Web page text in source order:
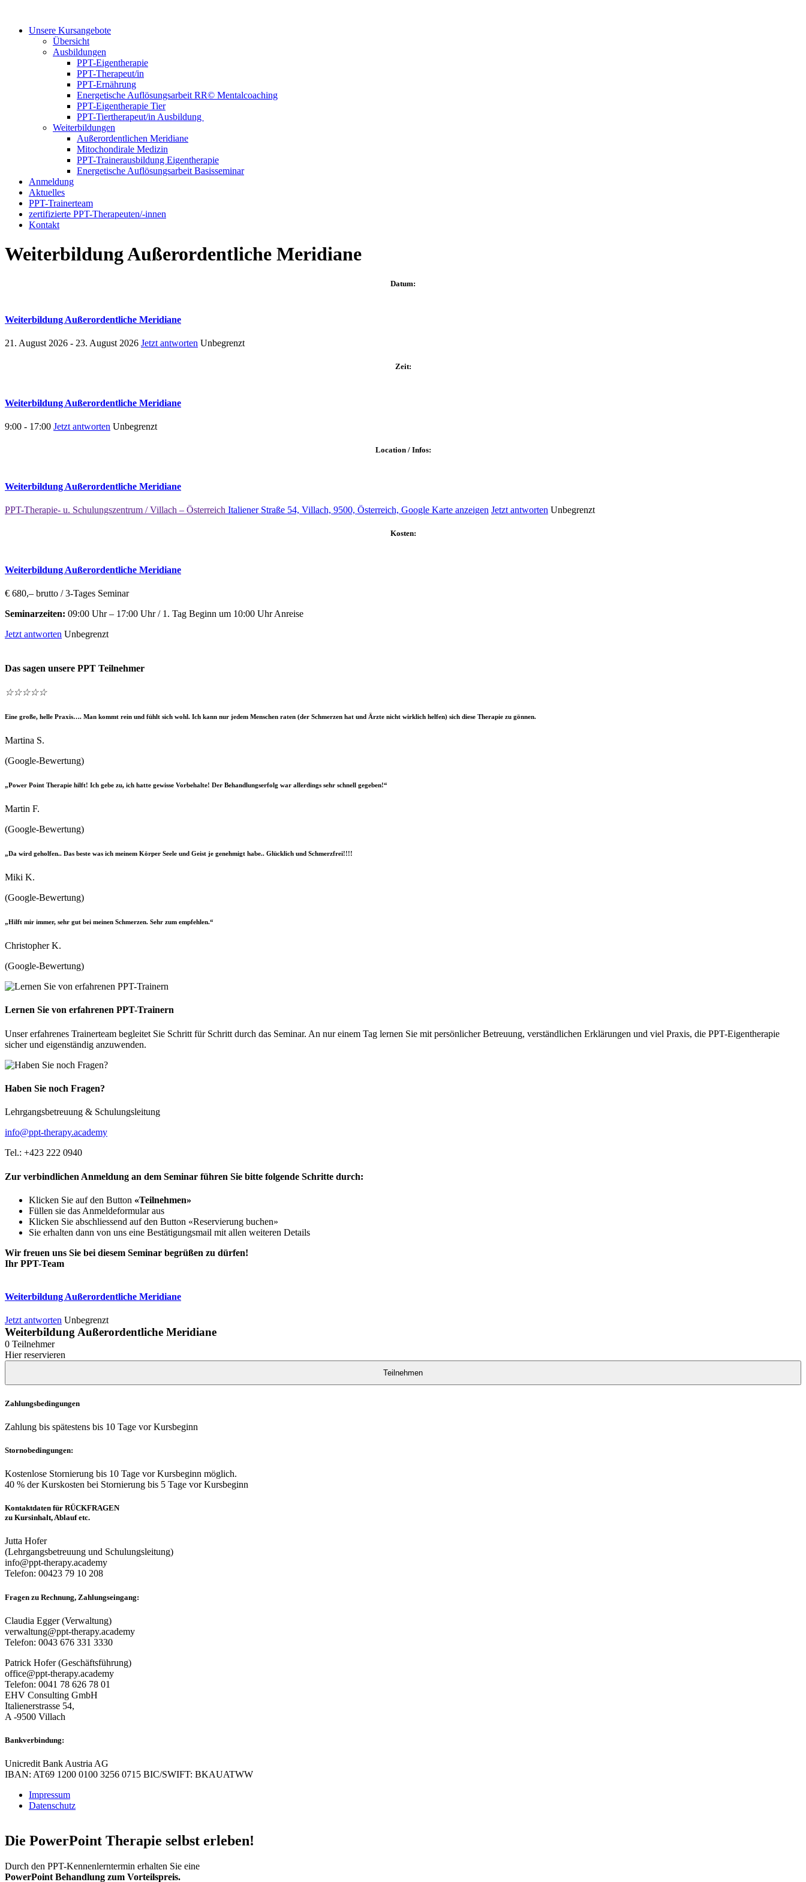
Unsere Kursangebote
Übersicht
Ausbildungen
PPT-Eigentherapie
PPT-Therapeut/in
PPT-Ernährung
Energetische Auflösungsarbeit RR© Mentalcoaching
PPT-Eigentherapie Tier
PPT-Tiertherapeut/in Ausbildung
Weiterbildungen
Außerordentlichen Meridiane
Mitochondirale Medizin
PPT-Trainerausbildung Eigentherapie
Energetische Auflösungsarbeit Basisseminar
Anmeldung
Aktuelles
PPT-Trainerteam
zertifizierte PPT-Therapeuten/-innen
Kontakt
Weiterbildung Außerordentliche Meridiane
Datum:
Weiterbildung Außerordentliche Meridiane
21. August 2026 - 23. August 2026 Jetzt antworten Unbegrenzt
Zeit:
Weiterbildung Außerordentliche Meridiane
9:00 - 17:00 Jetzt antworten Unbegrenzt
Location / Infos:
Weiterbildung Außerordentliche Meridiane
PPT-Therapie- u. Schulungszentrum / Villach – Österreich Italiener Straße 54, Villach, 9500, Österreich, Google Karte anzeigen Jetzt antworten Unbegrenzt
Kosten:
Weiterbildung Außerordentliche Meridiane
€ 680,– brutto / 3-Tages Seminar
Seminarzeiten: 09:00 Uhr – 17:00 Uhr / 1. Tag Beginn um 10:00 Uhr Anreise
Jetzt antworten Unbegrenzt
Das sagen unsere PPT Teilnehmer
☆☆☆☆☆
Eine große, helle Praxis…. Man kommt rein und fühlt sich wohl. Ich kann nur jedem Menschen raten (der Schmerzen hat und Ärzte nicht wirklich helfen) sich diese Therapie zu gönnen.
Martina S.
(Google-Bewertung)
„Power Point Therapie hilft! Ich gebe zu, ich hatte gewisse Vorbehalte! Der Behandlungserfolg war allerdings sehr schnell gegeben!“
Martin F.
(Google-Bewertung)
„Da wird geholfen.. Das beste was ich meinem Körper Seele und Geist je genehmigt habe.. Glücklich und Schmerzfrei!!!!
Miki K.
(Google-Bewertung)
„Hilft mir immer, sehr gut bei meinen Schmerzen. Sehr zum empfehlen.“
Christopher K.
(Google-Bewertung)
Lernen Sie von erfahrenen PPT-Trainern
Unser erfahrenes Trainerteam begleitet Sie Schritt für Schritt durch das Seminar. An nur einem Tag lernen Sie mit persönlicher Betreuung, verständlichen Erklärungen und viel Praxis, die PPT-Eigentherapie
sicher und eigenständig anzuwenden.
Haben Sie noch Fragen?
Lehrgangsbetreuung & Schulungsleitung
info@ppt-therapy.academy
Tel.: +423 222 0940
Zur verbindlichen Anmeldung an dem Seminar führen Sie bitte folgende Schritte durch:
Klicken Sie auf den Button «Teilnehmen»
Füllen sie das Anmeldeformular aus
Klicken Sie abschliessend auf den Button «Reservierung buchen»
Sie erhalten dann von uns eine Bestätigungsmail mit allen weiteren Details
Wir freuen uns Sie bei diesem Seminar begrüßen zu dürfen!
Ihr PPT-Team
Weiterbildung Außerordentliche Meridiane
Jetzt antworten Unbegrenzt
Weiterbildung Außerordentliche Meridiane
0 Teilnehmer
Hier reservieren
Teilnehmen
Zahlungsbedingungen
Zahlung bis spätestens bis 10 Tage vor Kursbeginn
Stornobedingungen:
Kostenlose Stornierung bis 10 Tage vor Kursbeginn möglich.
40 % der Kurskosten bei Stornierung bis 5 Tage vor Kursbeginn
Kontaktdaten für RÜCKFRAGEN
zu Kursinhalt, Ablauf etc.
Jutta Hofer
(Lehrgangsbetreuung und Schulungsleitung)
info@ppt-therapy.academy
Telefon: 00423 79 10 208
Fragen zu Rechnung, Zahlungseingang:
Claudia Egger (Verwaltung)
verwaltung@ppt-therapy.academy
Telefon: 0043 676 331 3330
Patrick Hofer (Geschäftsführung)
office@ppt-therapy.academy
Telefon: 0041 78 626 78 01
EHV Consulting GmbH
Italienerstrasse 54,
A -9500 Villach
Bankverbindung:
Unicredit Bank Austria AG
IBAN: AT69 1200 0100 3256 0715 BIC/SWIFT: BKAUATWW
Impressum
Datenschutz
Die PowerPoint Therapie selbst erleben!
Durch den PPT-Kennenlerntermin erhalten Sie eine
PowerPoint Behandlung zum Vorteilspreis.